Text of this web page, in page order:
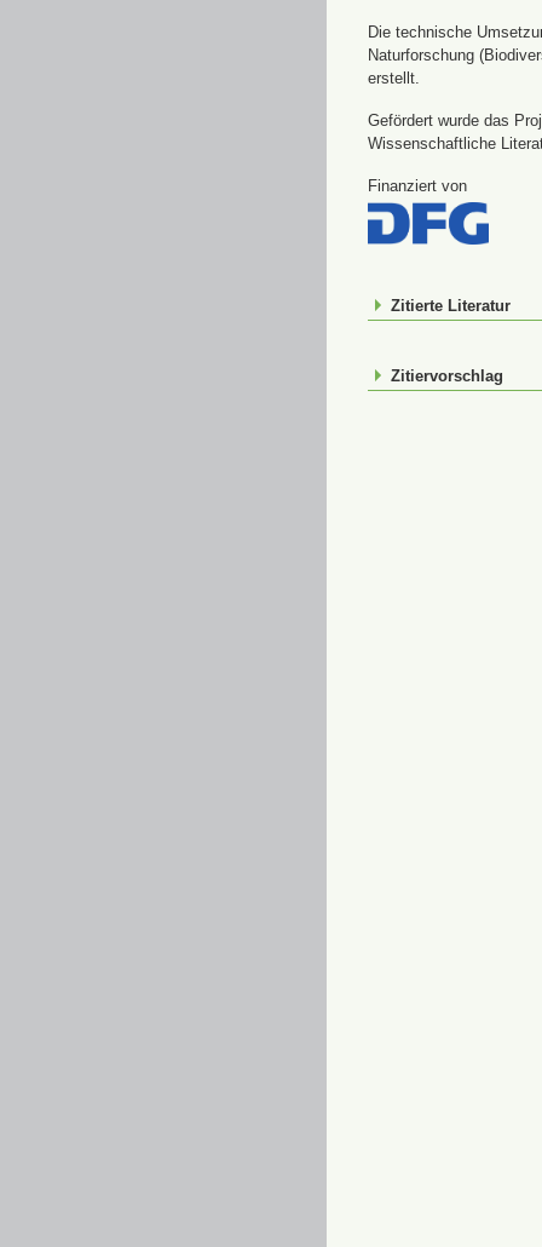
Die technische
Naturforschung
erstellt.
Gefördert wurde das
Wissenschaftliche
Finanziert von
Zitierte Literatur
Zitiervorschlag